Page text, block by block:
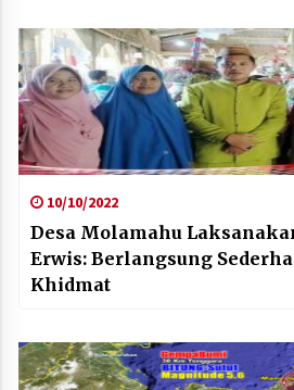
10/10/2022
Desa Molamahu
Erwis: Berlangsung
Khidmat